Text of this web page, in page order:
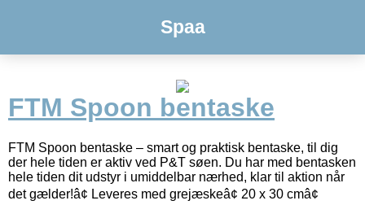
Spaa
FTM Spoon bentaske
FTM Spoon bentaske – smart og praktisk bentaske, til dig
der hele tiden er aktiv ved P&T søen. Du har med bentasken
hele tiden dit udstyr i umiddelbar nærhed, klar til aktion når
det gælder!â¢ Leveres med grejæskeâ¢ 20 x 30 cmâ¢